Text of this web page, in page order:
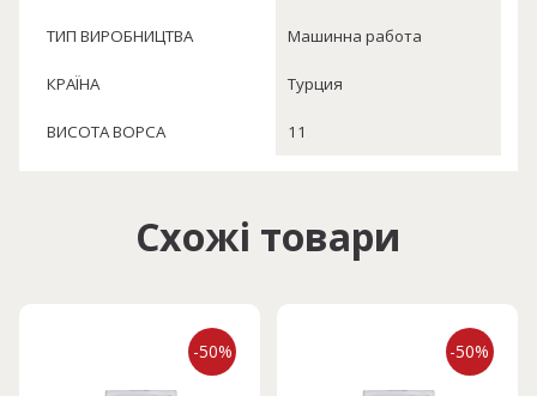
ТИП ВИРОБНИЦТВА Машинна работа
КРАЇНА Турция
ВИСОТА ВОРСА 11
Схожі товари
-50% -50%